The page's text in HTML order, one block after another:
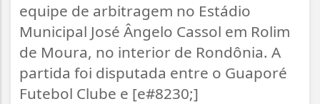
equipe de arbitragem no Estádio
Municipal José Ângelo Cassol em Rolim
de Moura, no interior de Rondônia. A
partida foi disputada entre o Guaporé
Futebol Clube e [e#8230;]